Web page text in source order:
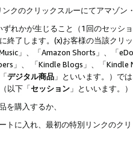
クのクリックスルーにてアマゾン
れかが生じること（1回のセッシ
終了します。(x)お客様の当該ク
」、「Amazon Shorts」、「
」、 「Kindle Blogs」、「
デジタル商品 」といいます。）で
以下「セッション 」といいます。
を購入するか、
トに入れ、最初の特別リンクのク